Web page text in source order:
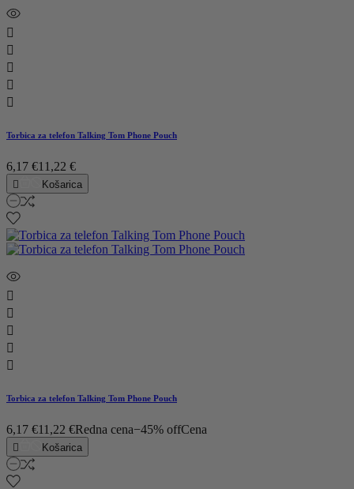





Torbica za telefon Talking Tom Phone Pouch
6,17 €11,22 €
 Košarica





Torbica za telefon Talking Tom Phone Pouch
6,17 €11,22 €Redna cena−45% offCena
 Košarica